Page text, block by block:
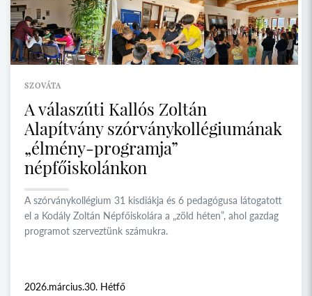
SZOVÁTA
A válaszúti Kallós Zoltán
Alapítvány szórványkollégiumának
„élmény-programja”
népfőiskolánkon
A szórványkollégium 31 kisdiákja és 6 pedagógusa látogatott
el a Kodály Zoltán Népfőiskolára a „zöld héten”, ahol gazdag
programot szerveztünk számukra.
2026.március.30. Hétfő